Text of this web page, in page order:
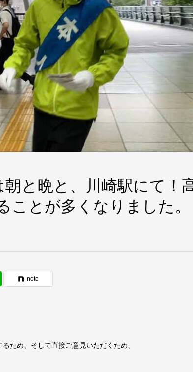
と晩と、川崎駅にて！
ことが多くなりました。
note
ため、そして直接ご意見いただくため、